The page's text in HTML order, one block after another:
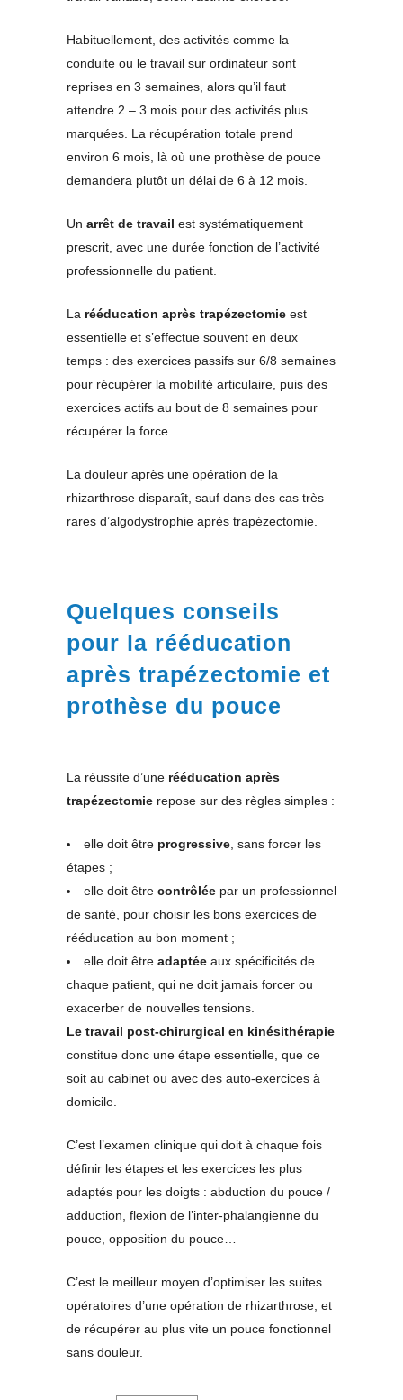
Habituellement, des activités comme la
conduite ou le travail sur ordinateur sont
reprises en 3 semaines, alors qu’il faut
attendre 2 – 3 mois pour des activités plus
marquées. La récupération totale prend
environ 6 mois, là où une prothèse de pouce
demandera plutôt un délai de 6 à 12 mois.
Un arrêt de travail est systématiquement
prescrit, avec une durée fonction de l’activité
professionnelle du patient.
La rééducation après trapézectomie est
essentielle et s’effectue souvent en deux
temps : des exercices passifs sur 6/8 semaines
pour récupérer la mobilité articulaire, puis des
exercices actifs au bout de 8 semaines pour
récupérer la force.
La douleur après une opération de la
rhizarthrose disparaît, sauf dans des cas très
rares d’algodystrophie après trapézectomie.
Quelques conseils
pour la rééducation
après trapézectomie et
prothèse du pouce
La réussite d’une rééducation après
trapézectomie repose sur des règles simples :
elle doit être progressive , sans forcer les
étapes ;
elle doit être contrôlée par un professionnel
de santé, pour choisir les bons exercices de
rééducation au bon moment ;
elle doit être adaptée aux spécificités de
chaque patient, qui ne doit jamais forcer ou
exacerber de nouvelles tensions.
Le travail post-chirurgical en kinésithérapie
constitue donc une étape essentielle, que ce
soit au cabinet ou avec des auto-exercices à
domicile.
C’est l’examen clinique qui doit à chaque fois
définir les étapes et les exercices les plus
adaptés pour les doigts : abduction du pouce /
adduction, flexion de l’inter-phalangienne du
pouce, opposition du pouce…
C’est le meilleur moyen d’optimiser les suites
opératoires d’une opération de rhizarthrose, et
de récupérer au plus vite un pouce fonctionnel
sans douleur.